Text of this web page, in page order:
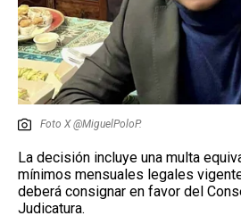
Foto X @MiguelPoloP.
La decisión incluye una multa
mínimos mensuales legales
deberá consignar en favor del
Judicatura.